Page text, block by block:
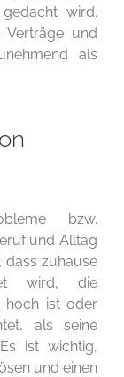
wird.
Verträge und
als
bzw.
und Alltag
dass zuhause
wird, die
hoch ist oder
als seine
ist wichtig,
und einen